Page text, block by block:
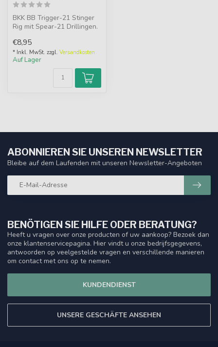
BKK BB Trigger-21 Stinger
Rig mit Spear-21 Drillingen.
€8,95
* Inkl. MwSt. zzgl. Versandkosten
Auf Lager
BENÖTIGEN SIE HILFE ODER BERATUNG?
Heeft u vragen over onze producten of uw aankoop? Bezoek dan
onze klantenservicepagina. Hier vindt u onze bedrijfsgegevens,
antwoorden op veelgestelde vragen en verschillende manieren
om contact met ons op te nemen.
KUNDENDIENST
UNSERE GESCHÄFTE ANSEHEN
ABONNIEREN SIE UNSEREN NEWSLETTER
Bleibe auf dem Laufenden mit unseren Newsletter-Angeboten